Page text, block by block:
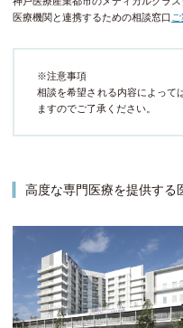
医療機関と連携するための相談窓口
※注意事項
相談を希望される内容によって
ますのでご了承ください。
高度な専門医療を提供する